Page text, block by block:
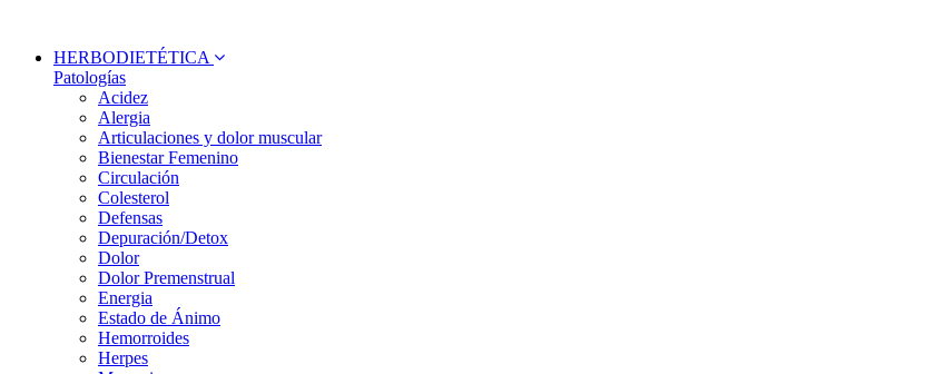
HERBODIETÉTICA
Patologías
Acidez
Alergia
Articulaciones y dolor muscular
Bienestar Femenino
Circulación
Colesterol
Defensas
Depuración/Detox
Dolor
Dolor Premenstrual
Energia
Estado de Ánimo
Hemorroides
Herpes